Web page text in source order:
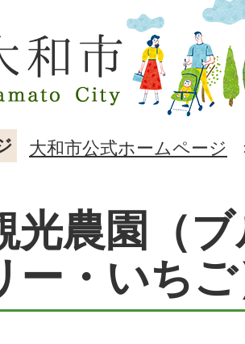
大和市公式ホームページ
光農園（
ー・いち